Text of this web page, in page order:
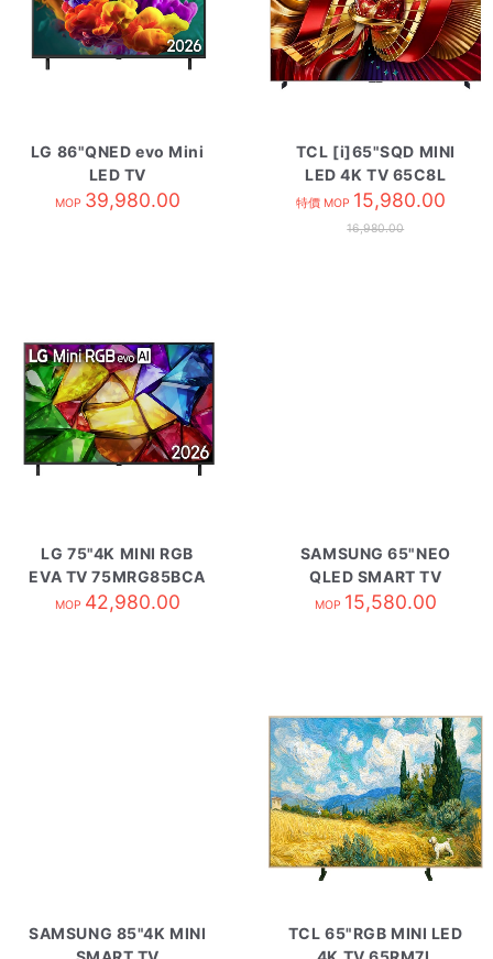
LG 86"QNED evo Mini
LED TV
86QNED85BCA
MOP 39,980.00
TCL [i]65"SQD MINI
LED 4K TV 65C8L
特價 MOP 15,980.00
16,980.00
LG 75"4K MINI RGB
EVA TV 75MRG85BCA
MOP 42,980.00
SAMSUNG 65"NEO
QLED SMART TV
QA65QN80HAJXZK
MOP 15,580.00
SAMSUNG 85"4K MINI
TCL 65"RGB MINI LED